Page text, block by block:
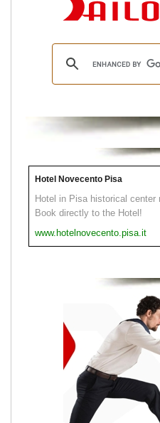
Hotel Novecento Pisa
Hotel in Pisa historical center
Book directly to the Hotel!
www.hotelnovecento.pisa.it